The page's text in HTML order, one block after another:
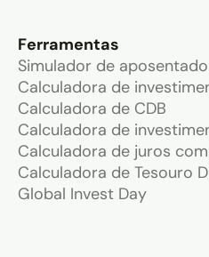
Ferramentas
Simulador de
Calculadora de
Calculadora de CDB
Calculadora de
Calculadora de juros
Calculadora de Tesouro
Global Invest Day